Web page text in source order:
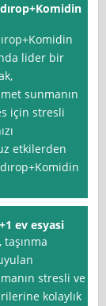
lider bir
sunmanın
için stresli
etkilerden
ev esyasi
stresli ve
kolaylık